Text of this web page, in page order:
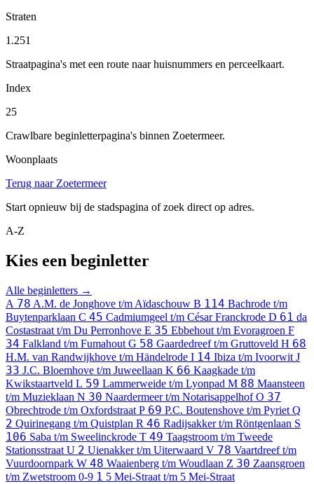
Straten
1.251
Straatpagina's met een route naar huisnummers en perceelkaart.
Index
25
Crawlbare beginletterpagina's binnen Zoetermeer.
Woonplaats
Terug naar Zoetermeer
Start opnieuw bij de stadspagina of zoek direct op adres.
A-Z
Kies een beginletter
Alle beginletters →
A 78 A.M. de Jonghove t/m Aïdaschouw B 114 Bachrode t/m
Buytenparklaan C 45 Cadmiumgeel t/m César Franckrode D 61 da
Costastraat t/m Du Perronhove E 35 Ebbehout t/m Evoragroen F
34 Falkland t/m Fumahout G 58 Gaardedreef t/m Gruttoveld H 68
H.M. van Randwijkhove t/m Händelrode I 14 Ibiza t/m Ivoorwit J
33 J.C. Bloemhove t/m Juweellaan K 66 Kaagkade t/m
Kwikstaartveld L 59 Lammerweide t/m Lyonpad M 88 Maansteen
t/m Muzieklaan N 30 Naardermeer t/m NotarisappelhofO 37
Obrechtrode t/m Oxfordstraat P 69 P.C. Boutenshove t/m Pyriet Q
2 Quirinegang t/m Quistplan R 46 Radijsakker t/m Röntgenlaan S
106 Saba t/m Sweelinckrode T 49 Taagstroom t/m Tweede
Stationsstraat U 2 Uienakker t/m Uiterwaard V 78 Vaartdreef t/m
Vuurdoornpark W 48 Waaienberg t/m Woudlaan Z 30 Zaansgroen
t/m Zwetstroom 0-9 1 5 Mei-Straat t/m 5 Mei-Straat